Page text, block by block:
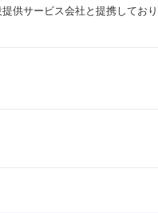
供サービス会社と提携してお